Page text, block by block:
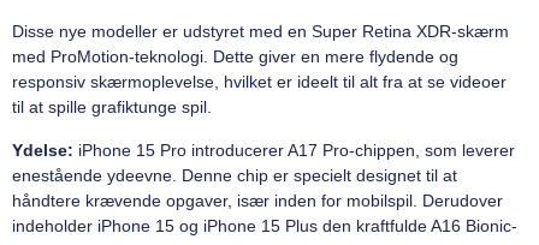
Disse nye modeller er udstyret med en Super Retina XDR-skærm
med ProMotion-teknologi. Dette giver en mere flydende og
responsiv skærmoplevelse, hvilket er ideelt til alt fra at se videoer
til at spille grafiktunge spil.
Ydelse: iPhone 15 Pro introducerer A17 Pro-chippen, som leverer
enestående ydeevne. Denne chip er specielt designet til at
håndtere krævende opgaver, især inden for mobilspil. Derudover
indeholder iPhone 15 og iPhone 15 Plus den kraftfulde A16 Bionic-